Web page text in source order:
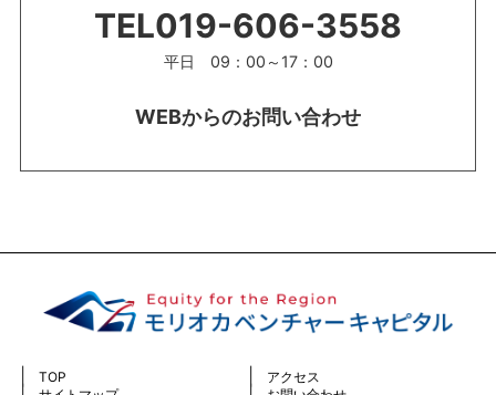
TEL019-606-3558
平日 09：00～17：00
WEBからのお問い合わせ
TOP
アクセス